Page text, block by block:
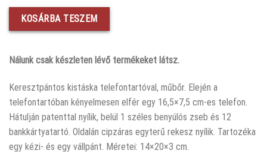
3490 Ft.
KOSÁRBA TESZEM
Nálunk csak készleten lévő termékeket látsz.
Keresztpántos kistáska telefontartóval, műbőr. Elején a
telefontartóban kényelmesen elfér egy 16,5×7,5 cm-es telefon.
Hátulján patenttal nyílik, belül 1 széles benyúlós zseb és 12
bankkártyatartó. Oldalán cipzáras egyterű rekesz nyílik. Tartozéka
egy kézi- és egy vállpánt. Méretei: 14×20×3 cm.